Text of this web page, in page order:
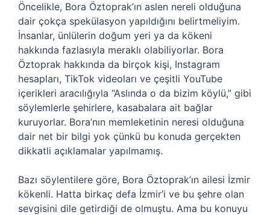
Öncelikle, Bora Öztoprak’ın aslen nereli olduğuna
dair çokça spekülasyon yapıldığını belirtmeliyim.
İnsanlar, ünlülerin doğum yeri ya da kökeni
hakkında fazlasıyla meraklı olabiliyorlar. Bora
Öztoprak hakkında da birçok kişi, Instagram
hesapları, TikTok videoları ve çeşitli YouTube
içerikleri aracılığıyla “Aslında o da bizim köylü,” gibi
söylemlerle şehirlere, kasabalara ait bağlar
kuruyorlar. Bora’nın memleketinin neresi olduğuna
dair net bir bilgi yok çünkü bu konuda gerçekten
dikkatli açıklamalar yapılmamış.
Bazı söylentilere göre, Bora Öztoprak’ın ailesi İzmir
kökenli. Hatta birkaç defa İzmir’i ve bu şehre olan
sevgisini dile getirdiği de olmuştu. Ama bu konuyu